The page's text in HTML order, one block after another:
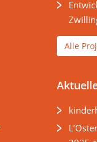
Alle